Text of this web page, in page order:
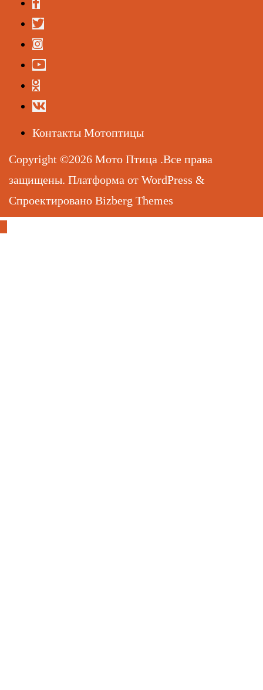
Контакты Мотоптицы
Copyright ©2026 Мото Птица .Все права
защищены. Платформа от WordPress &
Спроектировано Bizberg Themes